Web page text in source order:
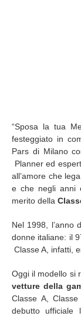
“Sposa la tua
festeggiato in
Pars di Milano
Planner ed
all’amore che
e che negli anni
merito della
Nel 1998, l’anno
donne italiane: il
Classe A, infatti,
Oggi il modello si
vetture della
Classe A,
debutto ufficiale